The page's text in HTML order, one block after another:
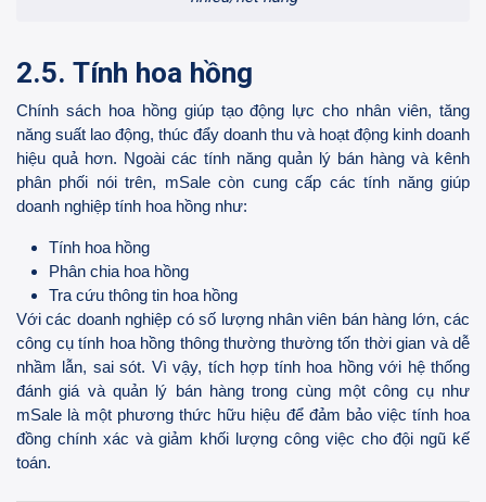
2.5. Tính hoa hồng
Chính sách hoa hồng giúp tạo động lực cho nhân viên, tăng
năng suất lao động, thúc đẩy doanh thu và hoạt động kinh doanh
hiệu quả hơn. Ngoài các tính năng quản lý bán hàng và kênh
phân phối nói trên, mSale còn cung cấp các tính năng giúp
doanh nghiệp tính hoa hồng như:
Tính hoa hồng
Phân chia hoa hồng
Tra cứu thông tin hoa hồng
Với các doanh nghiệp có số lượng nhân viên bán hàng lớn, các
công cụ tính hoa hồng thông thường thường tốn thời gian và dễ
nhầm lẫn, sai sót. Vì vậy, tích hợp tính hoa hồng với hệ thống
đánh giá và quản lý bán hàng trong cùng một công cụ như
mSale là một phương thức hữu hiệu để đảm bảo việc tính hoa
đồng chính xác và giảm khối lượng công việc cho đội ngũ kế
toán.